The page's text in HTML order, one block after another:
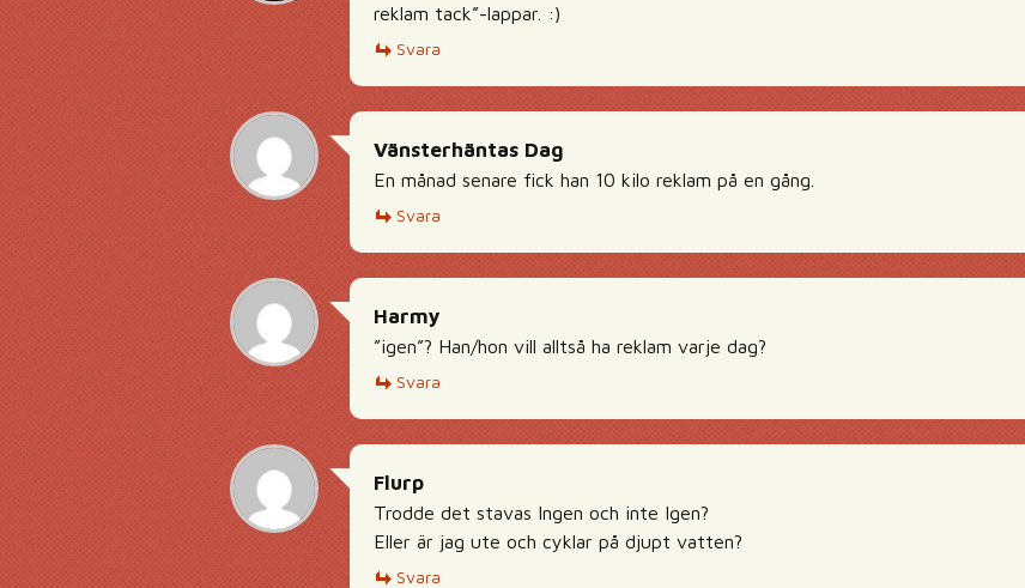
reklam tack”-lappar. :)
Svara
Vänsterhäntas Dag
En månad senare fick han 10 kilo reklam på en gång.
Svara
Harmy
”igen”? Han/hon vill alltså ha reklam varje dag?
Svara
Flurp
Trodde det stavas Ingen och inte Igen?
Eller är jag ute och cyklar på djupt vatten?
Svara